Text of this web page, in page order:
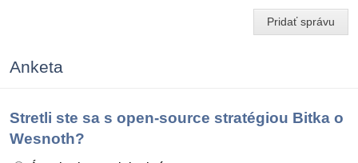
Pridať správu
Anketa
Stretli ste sa s open-source stratégiou Bitka o
Wesnoth?